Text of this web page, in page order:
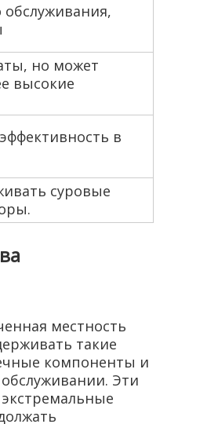
обслуживания,
но может
высокие
в
суровые
местность
такие
компоненты и
Эти